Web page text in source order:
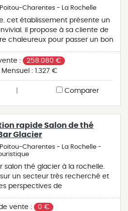
Charentes - La Rochelle
cet établissement présente un
il propose à sa cliente de
chaleureux pour passer un bon
une capacité d'accueil totale
l'extérieur. deux
la cession (un poste en cuisine
fonctionne en affaire de
deux jours de repos
de vacances sur l'année.
bonne réputation et ses
le rapport qualité/prix. le plus
futur repreneur, une
ceux qui veulent allier travail et
:
258.080 €
Mensuel : 1.327 €
Comparer
rapide Salon de thé
Glacier
Charentes - La Rochelle -
salon thé glacier à la rochelle.
un secteur très recherché et
perspectives de
un spot apprécié par la
vente :
0 €